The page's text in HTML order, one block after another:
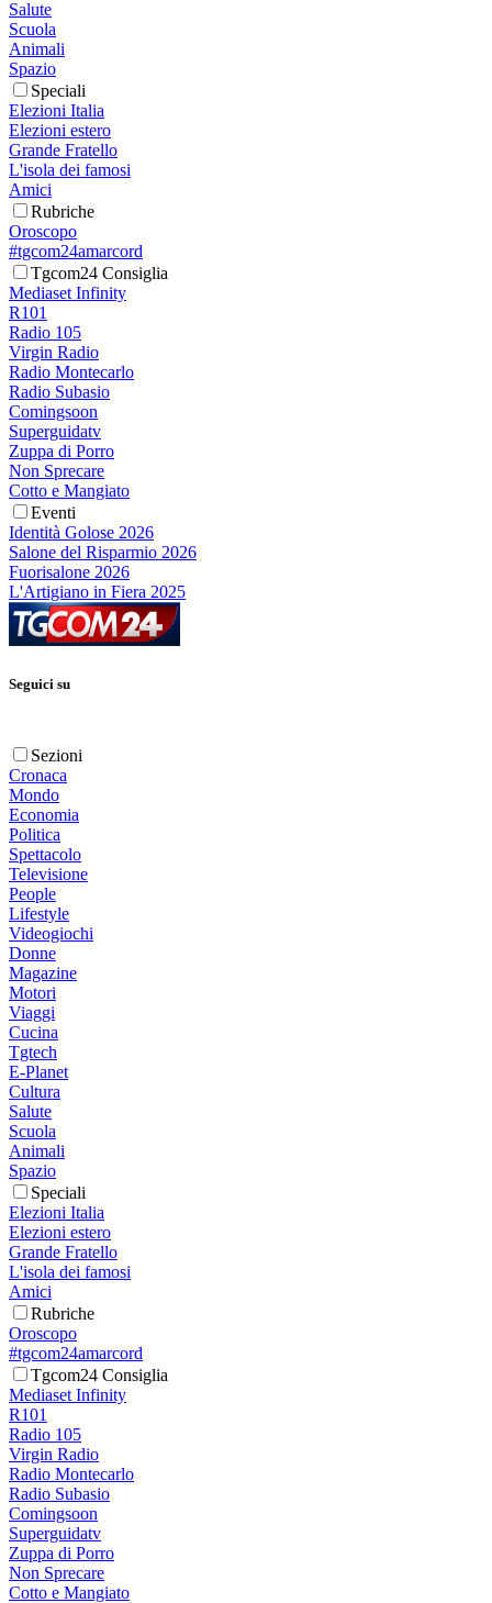
Salute
Scuola
Animali
Spazio
Speciali
Elezioni Italia
Elezioni estero
Grande Fratello
L'isola dei famosi
Amici
Rubriche
Oroscopo
#tgcom24amarcord
Tgcom24 Consiglia
Mediaset Infinity
R101
Radio 105
Virgin Radio
Radio Montecarlo
Radio Subasio
Comingsoon
Superguidatv
Zuppa di Porro
Non Sprecare
Cotto e Mangiato
Eventi
Identità Golose 2026
Salone del Risparmio 2026
Fuorisalone 2026
L'Artigiano in Fiera 2025
Seguici su
Sezioni
Cronaca
Mondo
Economia
Politica
Spettacolo
Televisione
People
Lifestyle
Videogiochi
Donne
Magazine
Motori
Viaggi
Cucina
Tgtech
E-Planet
Cultura
Salute
Scuola
Animali
Spazio
Speciali
Elezioni Italia
Elezioni estero
Grande Fratello
L'isola dei famosi
Amici
Rubriche
Oroscopo
#tgcom24amarcord
Tgcom24 Consiglia
Mediaset Infinity
R101
Radio 105
Virgin Radio
Radio Montecarlo
Radio Subasio
Comingsoon
Superguidatv
Zuppa di Porro
Non Sprecare
Cotto e Mangiato